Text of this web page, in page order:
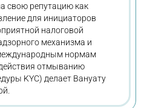
свою репутацию как
для инициаторов
налоговой
механизма и
нормам
отмыванию
KYC) делает Вануату